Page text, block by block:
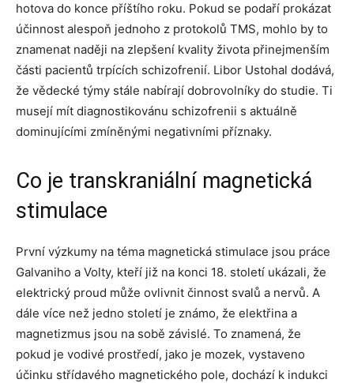
hotova do konce příštího roku. Pokud se podaří prokázat
účinnost alespoň jednoho z protokolů TMS, mohlo by to
znamenat naději na zlepšení kvality života přinejmenším
části pacientů trpících schizofrenií. Libor Ustohal dodává,
že vědecké týmy stále nabírají dobrovolníky do studie. Ti
musejí mít diagnostikovánu schizofrenii s aktuálně
dominujícími zmíněnými negativními příznaky.
Co je transkraniální magnetická
stimulace
První výzkumy na téma magnetická stimulace jsou práce
Galvaniho a Volty, kteří již na konci 18. století ukázali, že
elektrický proud může ovlivnit činnost svalů a nervů. A
dále více než jedno století je známo, že elektřina a
magnetizmus jsou na sobě závislé. To znamená, že
pokud je vodivé prostředí, jako je mozek, vystaveno
účinku střídavého magnetického pole, dochází k indukci